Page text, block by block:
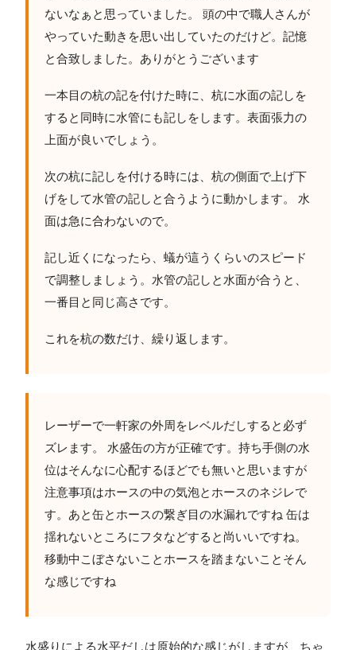
ないなぁと思っていました。 頭の中で職人さんが
やっていた動きを思い出していたのだけど。記憶
と合致しました。ありがとうございます
一本目の杭の記を付けた時に、杭に水面の記しを
すると同時に水管にも記しをします。表面張力の
上面が良いでしょう。
次の杭に記しを付ける時には、杭の側面で上げ下
げをして水管の記しと合うように動かします。 水
面は急に合わないので。
記し近くになったら、蟻が這うくらいのスピード
で調整しましょう。水管の記しと水面が合うと、
一番目と同じ高さです。
これを杭の数だけ、繰り返します。
レーザーで一軒家の外周をレベルだしすると必ず
ズレます。 水盛缶の方が正確です。持ち手側の水
位はそんなに心配するほどでも無いと思いますが
注意事項はホースの中の気泡とホースのネジレで
す。あと缶とホースの繋ぎ目の水漏れですね 缶は
揺れないところにフタなどすると尚いいですね。
移動中こぼさないことホースを踏まないことそん
な感じですね
水盛りによる水平だしは原始的な感じがしますが、ちゃ